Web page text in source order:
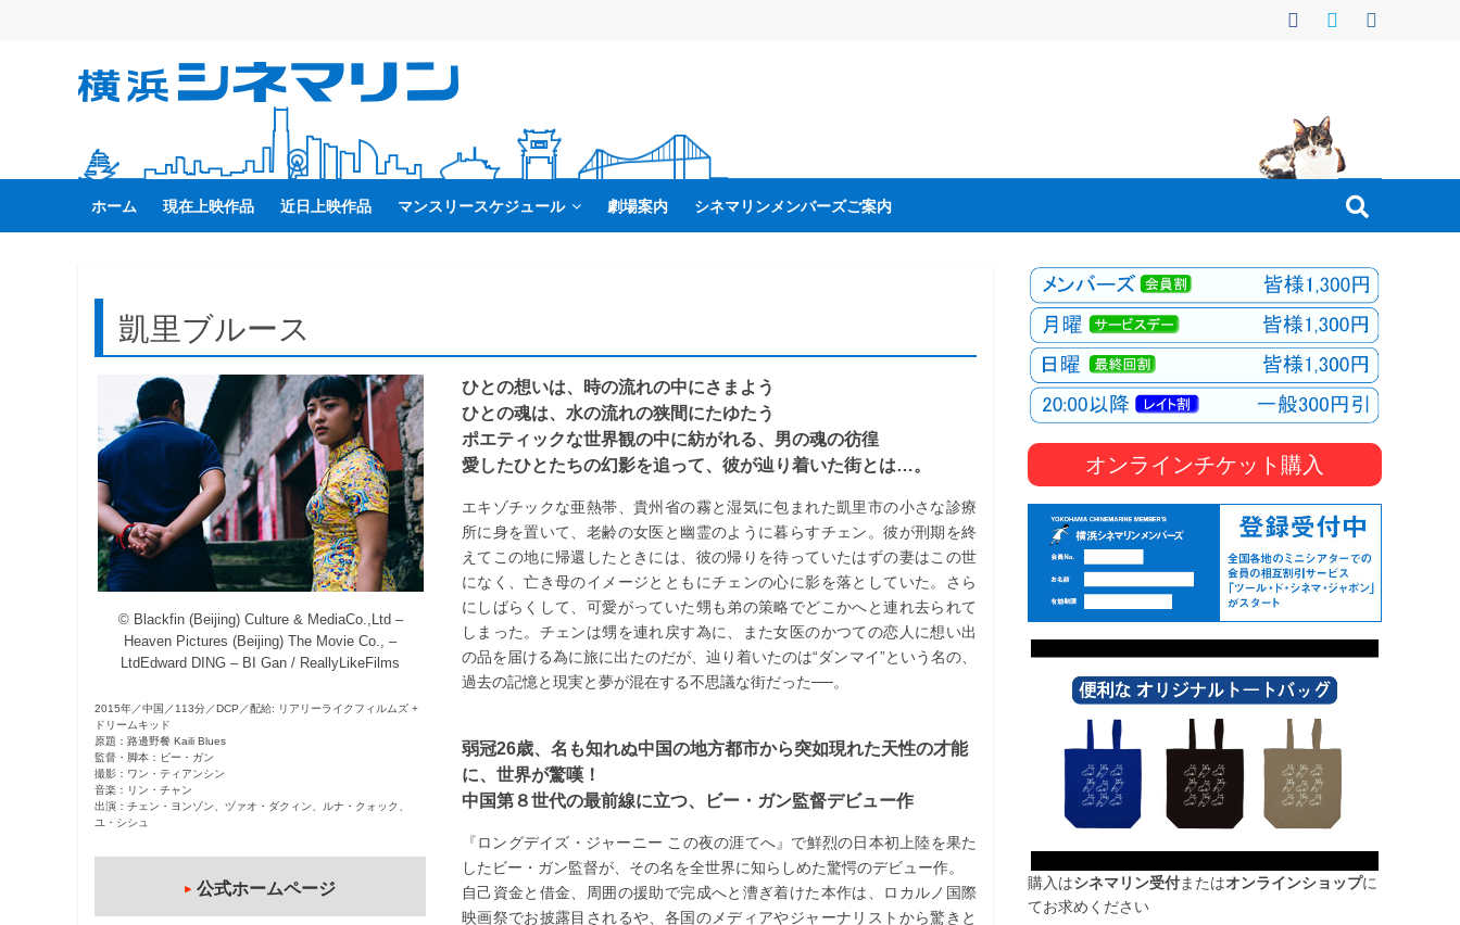
ス
ッ
横
浜
シ
ネ
マ
リ
ン
ホーム 現在上映作品 近日上映作品 マンスリースケジュール 劇場案内 シネマリンメンバーズご案内
凱里ブルース
© Blackfin (Beijing) Culture & MediaCo.,Ltd –
Heaven Pictures (Beijing) The Movie Co., –
LtdEdward DING – BI Gan / ReallyLikeFilms
2015年／中国／113分／DCP／配給: リアリーライクフィルムズ +
ドリームキッド
原題：路邊野餐 Kaili Blues
監督・脚本：ビー・ガン
撮影：ワン・ティアンシン
音楽：リン・チャン
出演：チェン・ヨンゾン、ヅァオ・ダクィン、ルナ・クォック、
ユ・シシュ
公式ホームページ
ひとの想いは、時の流れの中にさまよう
ひとの魂は、水の流れの狭間にたゆたう
ポエティックな世界観の中に紡がれる、男の魂の彷徨
愛したひとたちの幻影を追って、彼が辿り着いた街とは…。
エキゾチックな亜熱帯、貴州省の霧と湿気に包まれた凱里市の小さな診療
所に身を置いて、老齢の女医と幽霊のように暮らすチェン。彼が刑期を終
えてこの地に帰還したときには、彼の帰りを待っていたはずの妻はこの世
になく、亡き母のイメージとともにチェンの心に影を落としていた。さら
にしばらくして、可愛がっていた甥も弟の策略でどこかへと連れ去られて
しまった。チェンは甥を連れ戻す為に、また女医のかつての恋人に想い出
の品を届ける為に旅に出たのだが、辿り着いたのは“ダンマイ”という名の、
過去の記憶と現実と夢が混在する不思議な街だった──。
弱冠26歳、名も知れぬ中国の地方都市から突如現れた天性の才能
に、世界が驚嘆！
中国第８世代の最前線に立つ、ビー・ガン監督デビュー作
『ロングデイズ・ジャーニー この夜の涯てへ』で鮮烈の日本初上陸を果た
したビー・ガン監督が、その名を全世界に知らしめた驚愕のデビュー作。
自己資金と借金、周囲の援助で完成へと漕ぎ着けた本作は、ロカルノ国際
映画祭でお披露目されるや、各国のメディアやジャーナリストから驚きと
オンラインチケット購入
購入はシネマリン受付またはオンラインショップに
てお求めください